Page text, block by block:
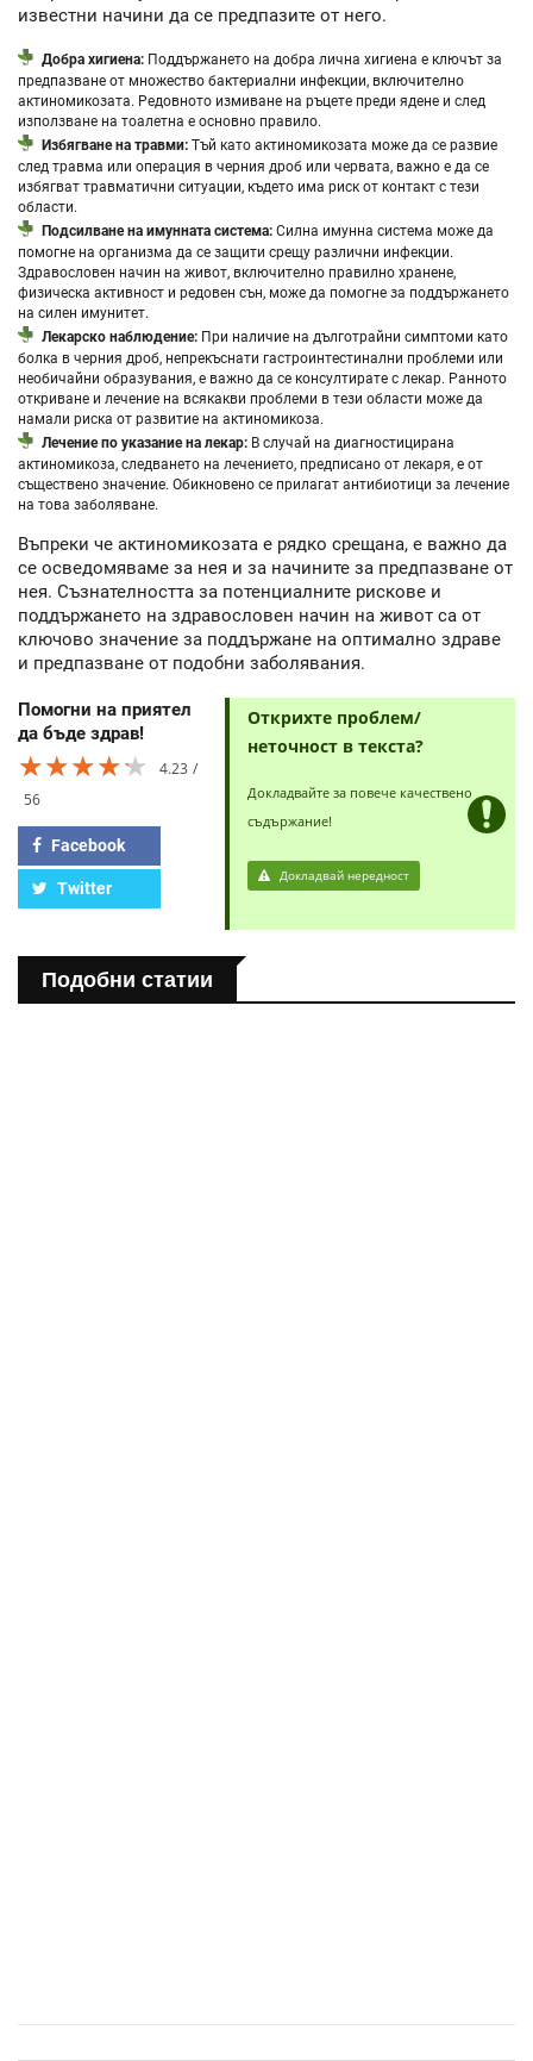
известни начини да се предпазите от него.
Добра хигиена: Поддържането на добра лична хигиена е ключът за
предпазване от множество бактериални инфекции, включително
актиномикозата. Редовното измиване на ръцете преди ядене и след
използване на тоалетна е основно правило.
Избягване на травми: Тъй като актиномикозата може да се развие
след травма или операция в черния дроб или червата, важно е да се
избягват травматични ситуации, където има риск от контакт с тези
области.
Подсилване на имунната система: Силна имунна система може да
помогне на организма да се защити срещу различни инфекции.
Здравословен начин на живот, включително правилно хранене,
физическа активност и редовен сън, може да помогне за поддържането
на силен имунитет.
Лекарско наблюдение: При наличие на дълготрайни симптоми като
болка в черния дроб, непрекъснати гастроинтестинални проблеми или
необичайни образувания, е важно да се консултирате с лекар. Ранното
откриване и лечение на всякакви проблеми в тези области може да
намали риска от развитие на актиномикоза.
Лечение по указание на лекар: В случай на диагностицирана
актиномикоза, следването на лечението, предписано от лекаря, е от
съществено значение. Обикновено се прилагат антибиотици за лечение
на това заболяване.
Въпреки че актиномикозата е рядко срещана, е важно да
се осведомяваме за нея и за начините за предпазване от
нея. Съзнателността за потенциалните рискове и
поддържането на здравословен начин на живот са от
ключово значение за поддържане на оптимално здраве
и предпазване от подобни заболявания.
Помогни на приятел
да бъде здрав!
★★★★★
★★★★★
★★★★★
4.23
56
Facebook
Twitter
Открихте проблем/
неточност в текста?
Докладвайте за повече качествено
съдържание!
Докладвай нередност
Подобни статии